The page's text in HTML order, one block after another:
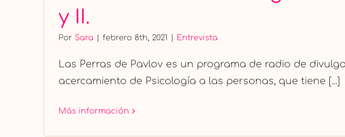
y II.
Por Sara febrero 8th, 2021 Entrevista
Las Perras de Pavlov es un programa de radio de
acercamiento de Psicología a las personas, que tiene [...]
Más información